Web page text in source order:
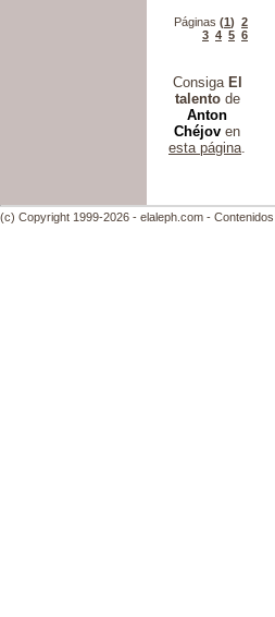
Páginas (1) 2
3 4 5 6
Consiga El
talentode
Anton
Chéjov en
esta página.
(c) Copyright 1999-2026 - elaleph.com -